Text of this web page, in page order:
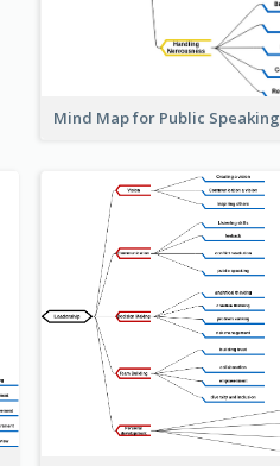
Mind Map for Public Speaking